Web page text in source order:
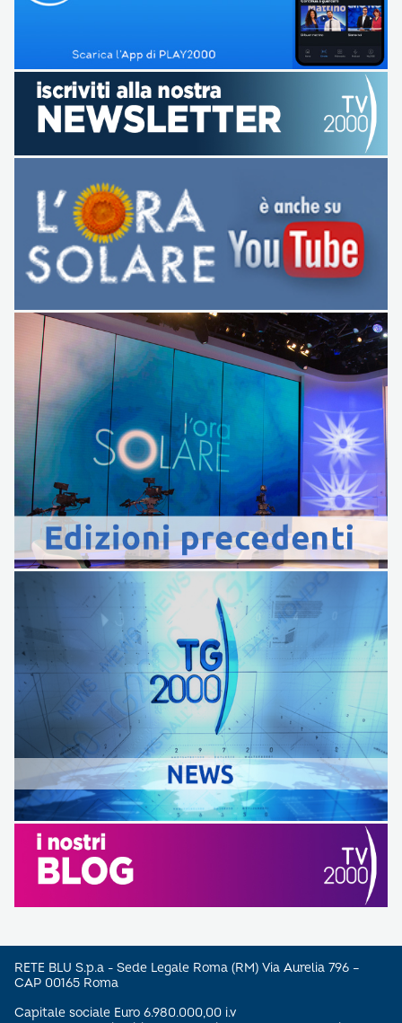
RETE BLU S.p.a - Sede Legale Roma (RM) Via Aurelia 796 –
CAP 00165 Roma
Capitale sociale Euro 6.980.000,00 i.v